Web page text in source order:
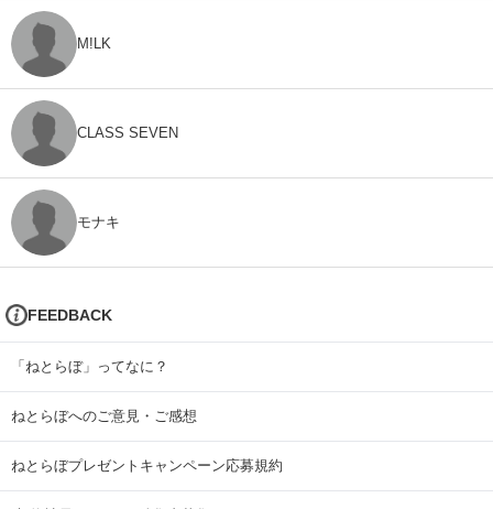
M!LK
CLASS SEVEN
モナキ
FEEDBACK
「ねとらぼ」ってなに？
ねとらぼへのご意見・ご感想
ねとらぼプレゼントキャンペーン応募規約